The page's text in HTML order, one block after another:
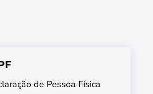
de Pessoa Física